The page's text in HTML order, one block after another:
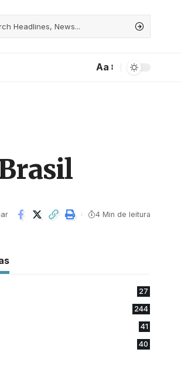
Aa
4 Min de leitura
27
244
41
40